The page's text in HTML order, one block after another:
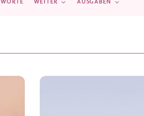
WORTE WEITER AUSGABEN